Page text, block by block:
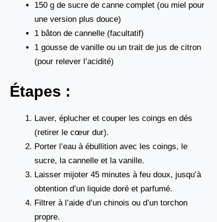
150 g de sucre de canne complet (ou miel pour
une version plus douce)
1 bâton de cannelle (facultatif)
1 gousse de vanille ou un trait de jus de citron
(pour relever l’acidité)
Étapes :
Laver, éplucher et couper les coings en dés
(retirer le cœur dur).
Porter l’eau à ébullition avec les coings, le
sucre, la cannelle et la vanille.
Laisser mijoter 45 minutes à feu doux, jusqu’à
obtention d’un liquide doré et parfumé.
Filtrer à l’aide d’un chinois ou d’un torchon
propre.